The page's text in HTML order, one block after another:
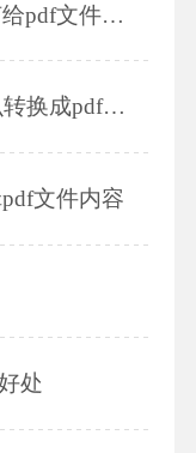
件加上水印
成pdf格式
文件内容
处